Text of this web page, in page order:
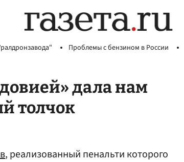
Проблемы с бензином в России
дала нам
толчок
, реализованный пенальти которого